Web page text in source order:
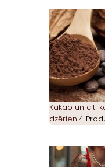
Kakao un citi
dzērieni4